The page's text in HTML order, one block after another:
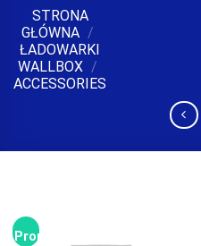
STRONA
GŁÓWNA /
ŁADOWARKI
WALLBOX /
ACCESSORIES
Promocja!